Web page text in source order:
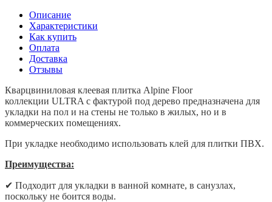
Описание
Характеристики
Как купить
Оплата
Доставка
Отзывы
Кварцвиниловая клеевая плитка Alpine Floor
коллекции ULTRA с фактурой под дерево предназначена для
укладки на пол и на стены не только в жилых, но и в
коммерческих помещениях.
При укладке необходимо использовать клей для плитки ПВХ.
Преимущества:
✔ Подходит для укладки в ванной комнате, в санузлах,
поскольку не боится воды.